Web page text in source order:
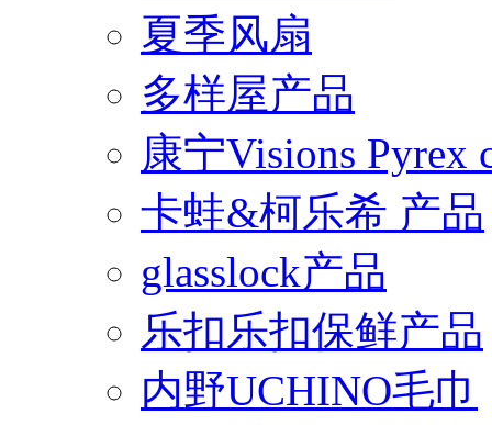
夏季风扇
多样屋产品
康宁Visions Pyrex
卡蛙&柯乐希 产品
glasslock产品
乐扣乐扣保鲜产品
内野UCHINO毛巾